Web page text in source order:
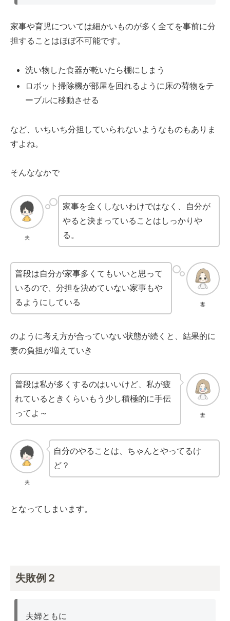
家事や育児については細かいものが多く全てを事前に分
担することはほぼ不可能です。
洗い物した食器が乾いたら棚にしまう
ロボット掃除機が部屋を回れるように床の荷物をテ
ーブルに移動させる
など、いちいち分担していられないようなものもありま
すよね。
そんななかで
夫
家事を全くしないわけではなく、自分が
やると決まっていることはしっかりや
る。
妻
普段は自分が家事多くてもいいと思って
いるので、分担を決めていない家事もや
るようにしている
のように考え方が合っていない状態が続くと、結果的に
妻の負担が増えていき
妻
普段は私が多くするのはいいけど、私が疲
れているときくらいもう少し積極的に手伝
ってよ～
夫
自分のやることは、ちゃんとやってるけ
ど？
となってしまいます。
失敗例２
夫婦ともに